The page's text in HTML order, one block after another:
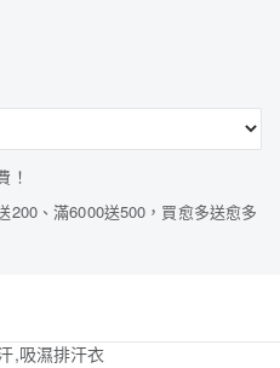
！
200、滿6000送500，買愈多送愈多